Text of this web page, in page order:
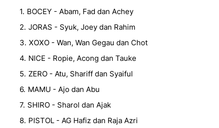
BOCEY - Abam, Fad dan Achey
JORAS - Syuk, Joey dan Rahim
XOXO - Wan, Wan Gegau dan Chot
NICE - Ropie, Acong dan Tauke
ZERO - Atu, Shariff dan Syaiful
MAMU - Ajo dan Abu
SHIRO - Sharol dan Ajak
PISTOL - AG Hafiz dan Raja Azri